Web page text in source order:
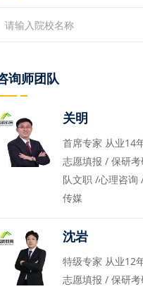
询师团队
关明
首席专家 从业14
志愿填报 / 保研
队文职 /心理咨询
传媒
沈岩
特级专家 从业12
志愿填报 / 保研